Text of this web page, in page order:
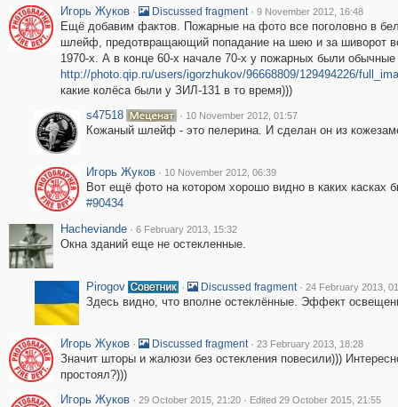
Игорь Жуков · Discussed fragment · 9 November 2012, 16:48
Ещё добавим фактов. Пожарные на фото все поголовно в
шлейф, предотвращающий попадание на шею и за шиворот
1970-х. А в конце 60-х начале 70-х у пожарных были обычные
http://photo.qip.ru/users/igorzhukov/96668809/129494226/
какие колёса были у ЗИЛ-131 в то время)))
s47518
· 10 November 2012, 01:57
Кожаный шлейф - это пелерина. И сделан он из
Игорь Жуков · 10 November 2012, 06:39
Вот ещё фото на котором хорошо видно в каких касках
#90434
Hacheviande · 6 February 2013, 15:32
Окна зданий еще не остекленные.
Pirogov · Discussed fragment · 24 February 2013,
Здесь видно, что вполне остеклённые. Эффект
Игорь Жуков · Discussed fragment · 23 February 2013, 18:28
Значит шторы и жалюзи без остекления повесили)))
простоял?)))
Игорь Жуков · 29 October 2015, 21:20 · Edited 29 October 2015, 21:55